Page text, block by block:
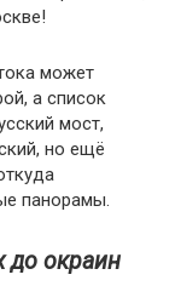
может
а список
мост,
но ещё
панорамы.
до окраин